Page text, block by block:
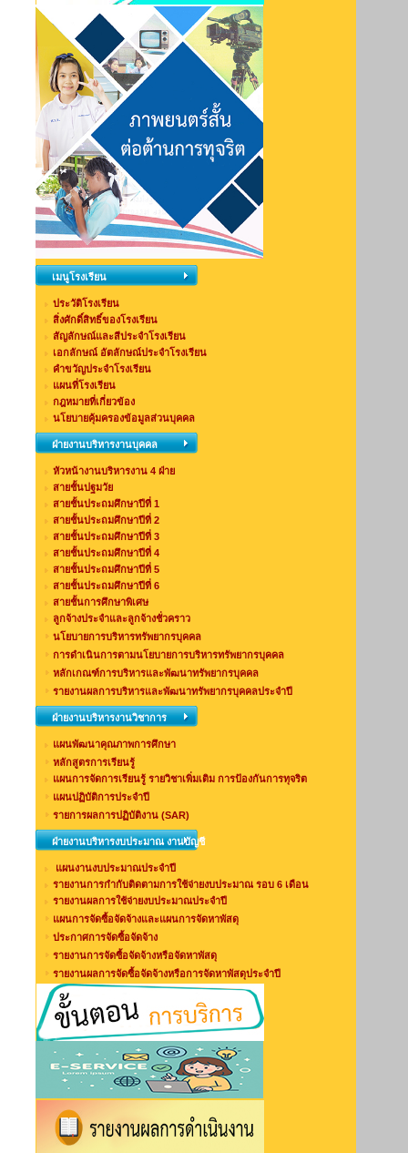
เมนูโรงเรียน
ประวัติโรงเรียน
สิ่งศักดิ์สิทธิ์ของโรงเรียน
สัญลักษณ์และสีประจำโรงเรียน
เอกลักษณ์ อัตลักษณ์ประจำโรงเรียน
คำขวัญประจำโรงเรียน
แผนที่โรงเรียน
กฎหมายที่เกี่ยวข้อง
นโยบายคุ้มครองข้อมูลส่วนบุคคล
ฝ่ายงานบริหารงานบุคคล
หัวหน้างานบริหารงาน 4 ฝ่าย
สายชั้นปฐมวัย
สายชั้นประถมศึกษาปีที่ 1
สายชั้นประถมศึกษาปีที่ 2
สายชั้นประถมศึกษาปีที่ 3
สายชั้นประถมศึกษาปีที่ 4
สายชั้นประถมศึกษาปีที่ 5
สายชั้นประถมศึกษาปีที่ 6
สายชั้นการศึกษาพิเศษ
ลูกจ้างประจำและลูกจ้างชั่วคราว
นโยบายการบริหารทรัพยากรบุคคล
การดำเนินการตามนโยบายการบริหารทรัพยากรบุคคล
หลักเกณฑ์การบริหารและพัฒนาทรัพยากรบุคคล
รายงานผลการบริหารและพัฒนาทรัพยากรบุคคลประจำปี
ฝ่ายงานบริหารงานวิชาการ
แผนพัฒนาคุณภาพการศึกษา
หลักสูตรการเรียนรู้
แผนการจัดการเรียนรู้ รายวิชาเพิ่มเติม การป้องกันการทุจริต
แผนปฏิบัติการประจำปี
รายการผลการปฏิบัติงาน (SAR)
ฝ่ายงานบริหารงบประมาณ งานบัญชี
แผนงานงบประมาณประจำปี
รายงานการกำกับติดตามการใช้จ่ายงบประมาณ รอบ 6 เดือน
รายงานผลการใช้จ่ายงบประมาณประจำปี
แผนการจัดซื้อจัดจ้างและแผนการจัดหาพัสดุ
ประกาศการจัดซื้อจัดจ้าง
รายงานการจัดซื้อจัดจ้างหรือจัดหาพัสดุ
รายงานผลการจัดซื้อจัดจ้างหรือการจัดหาพัสดุประจำปี